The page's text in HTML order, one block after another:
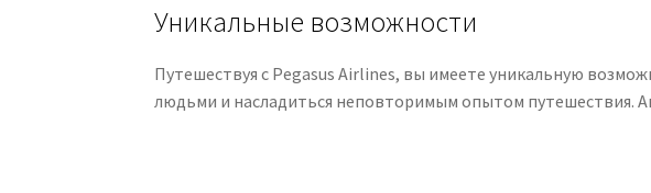
Уникальные возможности
Путешествуя с Pegasus Airlines, вы имеете уникальную
людьми и насладиться неповторимым опытом путешествия.